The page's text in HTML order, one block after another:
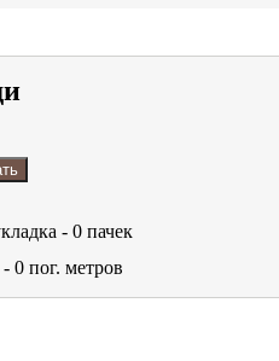
- 0 пачек
-0пог. метров